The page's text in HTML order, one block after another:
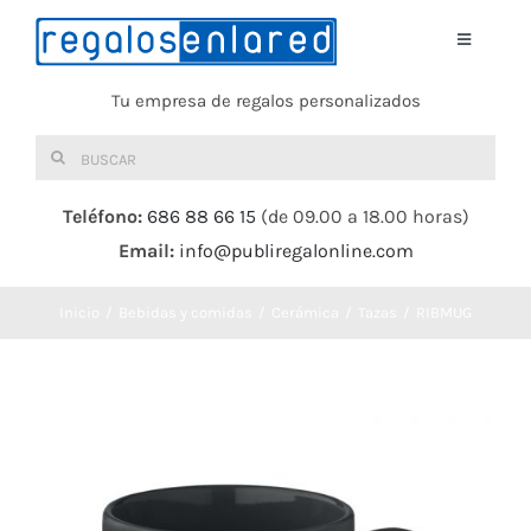
Saltar
Toggle
HERRAMIENTAS
Tu empresa de regalos personalizados
Buscar:
Teléfono: 686 88 66 15 (de 09.00 a 18.00 horas)
Email: info@publiregalonline.com